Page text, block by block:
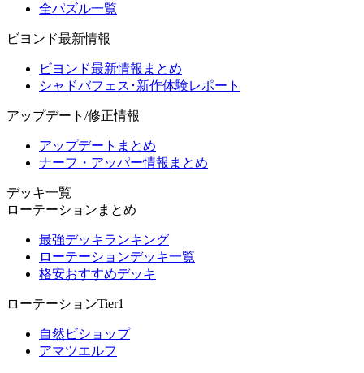
全パズル一覧
ビヨンド最新情報
ビヨンド最新情報まとめ
シャドバフェス･新作体験レポート
アップデート/修正情報
アップデートまとめ
ナーフ・アッパー情報まとめ
デッキ一覧
ローテーションまとめ
最強デッキランキング
ローテーションデッキ一覧
格安おすすめデッキ
ローテーションTier1
自然ビショップ
アマツエルフ